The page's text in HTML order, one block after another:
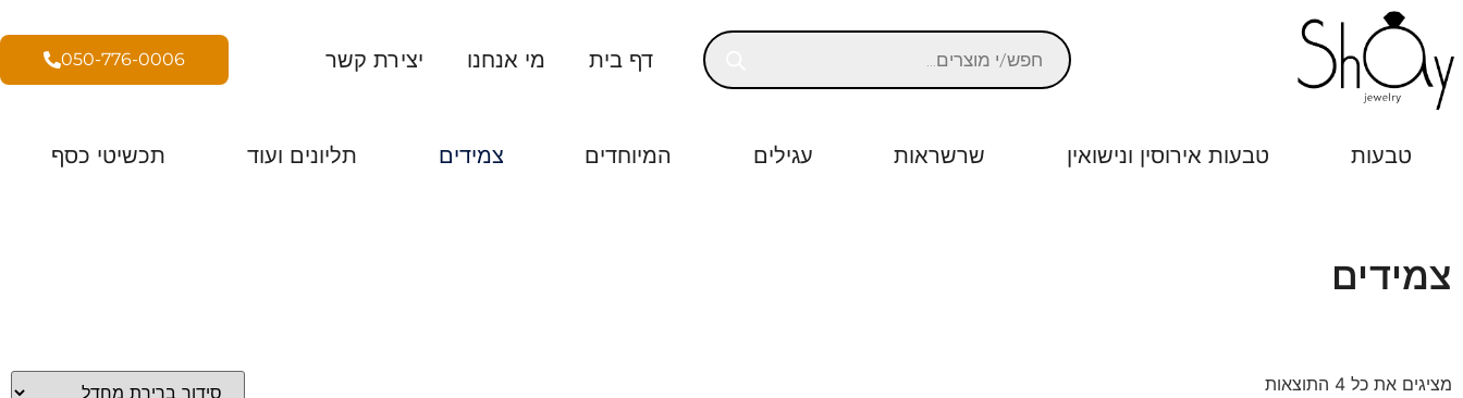
דף בית מי אנחנו יצירת קשר 050-776-0006
טבעות טבעות אירוסין ונישואין שרשראות עגילים המיוחדים צמידים תליונים ועוד תכשיטי כסף
צמידים
מציגים את כל ⁦4⁩ התוצאות